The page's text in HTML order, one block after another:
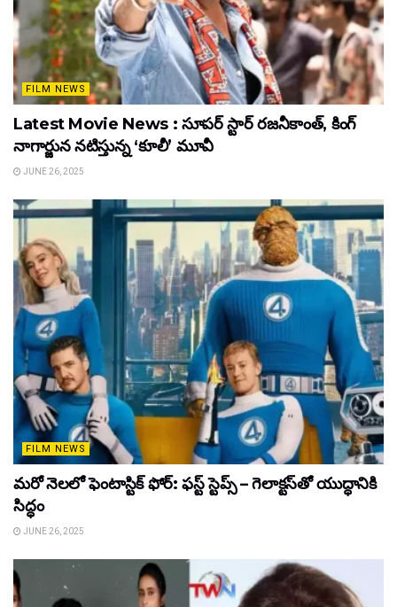
FILM NEWS
Latest Movie News : సూపర్ స్టార్ రజనీకాంత్, కింగ్
నాగార్జున నటిస్తున్న ‘కూలీ’ మూవీ
JUNE 26, 2025
FILM NEWS
మరో నెలలో ఫెంటాస్టిక్ ఫోర్: ఫస్ట్ స్టెప్స్ – గెలాక్టస్‌తో యుద్ధానికి
సిద్ధం
JUNE 26, 2025